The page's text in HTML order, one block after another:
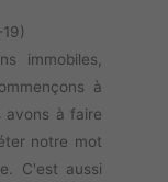
immobiles,
à
avons à faire
notre mot
C'est aussi